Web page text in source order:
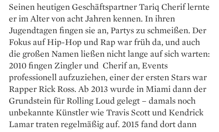
Seinen heutigen Geschäftspartner Tariq Cherif lernte
er im Alter von acht Jahren kennen. In ihren
Jugendtagen fingen sie an, Partys zu schmeißen. Der
Fokus auf Hip-Hop und Rap war früh da, und auch
die großen Namen ließen nicht lange auf sich warten:
2010 fingen Zingler und Cherif an, Events
professionell aufzuziehen, einer der ersten Stars war
Rapper Rick Ross. Ab 2013 wurde in Miami dann der
Grundstein für Rolling Loud gelegt – damals noch
unbekannte Künstler wie Travis Scott und Kendrick
Lamar traten regelmäßig auf. 2015 fand dort dann